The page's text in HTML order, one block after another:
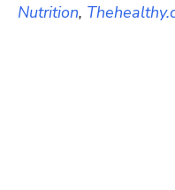
Nutrition,